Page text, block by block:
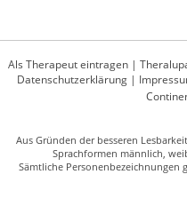
Als Therapeut eintragen |
Datenschutzerklärung|
Aus Gründen der besseren
Sprachformen männlich,
Sämtliche Personenbezeichnungen